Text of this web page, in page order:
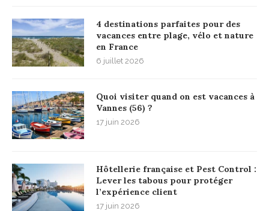
4 destinations parfaites pour des
vacances entre plage, vélo et nature
en France
6 juillet 2026
Quoi visiter quand on est vacances à
Vannes (56) ?
17 juin 2026
Hôtellerie française et Pest Control :
Lever les tabous pour protéger
l’expérience client
17 juin 2026